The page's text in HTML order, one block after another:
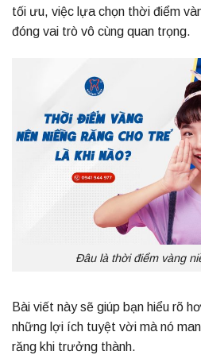
tối ưu, việc lựa chọn thời điểm
đóng vai trò vô cùng quan trọng.
Đâu là thời điểm vàng
Bài viết này sẽ giúp bạn hiểu rõ
những lợi ích tuyệt vời mà nó
răng khi trưởng thành.